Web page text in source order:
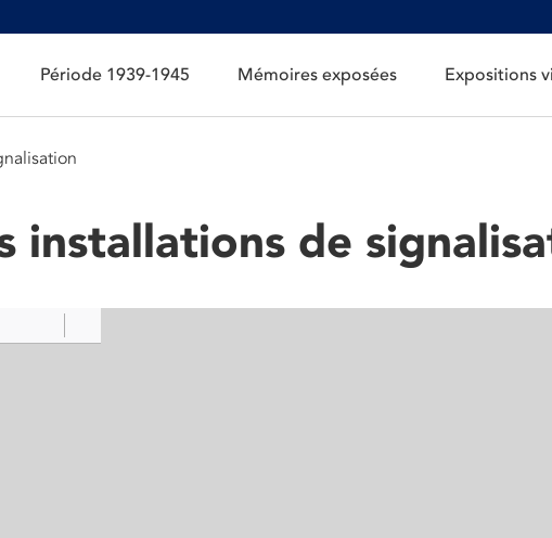
Période 1939-1945 Mémoires exposées Expositions
installations de